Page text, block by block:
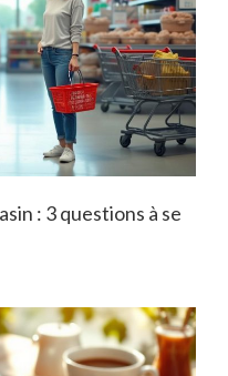
: 3 questions à se